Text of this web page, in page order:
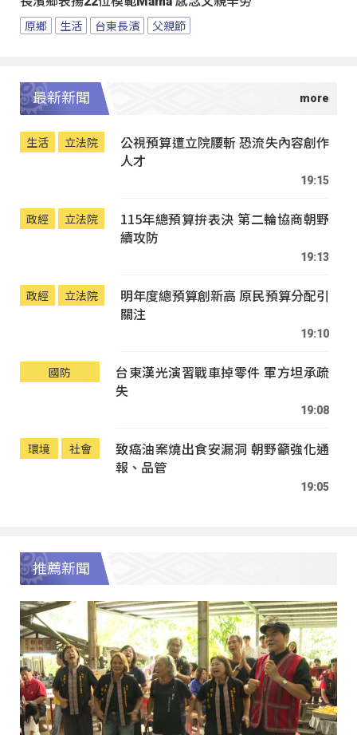
原鄉 生活 台東長濱 父親節
最新新聞
生活 立法院
公視預算遭立院腰斬 恐流失內容創作
人才
19:15
政經 立法院
115年總預算拚表決 第二輪協商朝野
續攻防
19:13
政經 立法院
明年度總預算創新高 原民預算分配引
關注
19:10
國防
台東漢光演習戰車掉零件 軍方坦承疏
失
19:08
環境 社會
致癌油案燒出食安漏洞 朝野籲強化通
報、品管
19:05
推薦新聞